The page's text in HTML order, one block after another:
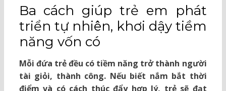
ON
Ba cách giúp trẻ em phát
triển tự nhiên, khơi dậy tiềm
năng vốn có
Mỗi đứa trẻ đều có tiềm năng trở thành người
tài giỏi, thành công. Nếu biết nắm bắt thời
điểm và có cách thúc đẩy hợp lý, trẻ sẽ đạt